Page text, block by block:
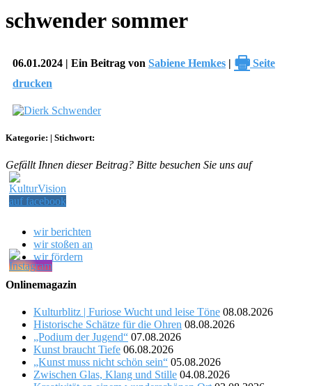
schwender sommer
06.01.2024 | Ein Beitrag von Sabiene Hemkes | 🖶 Seite
drucken
Kategorie: | Stichwort:
Gefällt Ihnen dieser Beitrag? Bitte besuchen Sie uns auf
wir berichten
wir stoßen an
wir fördern
Onlinemagazin
Kulturblitz | Furiose Wucht und leise Töne 08.08.2026
Historische Schätze für die Ohren 08.08.2026
„Podium der Jugend“ 07.08.2026
Kunst braucht Tiefe 06.08.2026
„Kunst muss nicht schön sein“ 05.08.2026
Zwischen Glas, Klang und Stille 04.08.2026